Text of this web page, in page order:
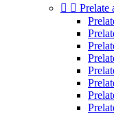
  Prelate